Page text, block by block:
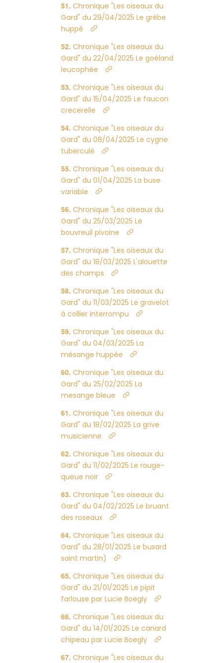
Chronique "Les oiseaux du
Gard" du 29/04/2025 Le grèbe
huppé
Chronique "Les oiseaux du
Gard" du 22/04/2025 Le goéland
leucophée
Chronique "Les oiseaux du
Gard" du 15/04/2025 Le faucon
crecerelle
Chronique "Les oiseaux du
Gard" du 08/04/2025 Le cygne
tuberculé
Chronique "Les oiseaux du
Gard" du 01/04/2025 La buse
variable
Chronique "Les oiseaux du
Gard" du 25/03/2025 Le
bouvreuil pivoine
Chronique "Les oiseaux du
Gard" du 18/03/2025 L'alouette
des champs
Chronique "Les oiseaux du
Gard" du 11/03/2025 Le gravelot
à collier interrompu
Chronique "Les oiseaux du
Gard" du 04/03/2025 La
mésange huppée
Chronique "Les oiseaux du
Gard" du 25/02/2025 La
mesange bleue
Chronique "Les oiseaux du
Gard" du 18/02/2025 La grive
musicienne
Chronique "Les oiseaux du
Gard" du 11/02/2025 Le rouge-
queue noir
Chronique "Les oiseaux du
Gard" du 04/02/2025 Le bruant
des roseaux
Chronique "Les oiseaux du
Gard" du 28/01/2025 Le busard
saint martin)
Chronique "Les oiseaux du
Gard" du 21/01/2025 Le pipit
farlouse par Lucie Boegly
Chronique "Les oiseaux du
Gard" du 14/01/2025 Le canard
chipeau par Lucie Boegly
Chronique "Les oiseaux du